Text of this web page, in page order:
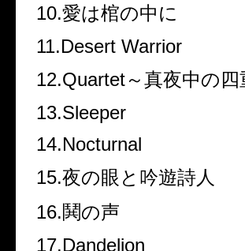
10.愛は棺の中に
11.Desert Warrior
12.Quartet～真夜中の四
13.Sleeper
14.Nocturnal
15.夜の眼と吟遊詩人
16.鬨の声
17.Dandelion